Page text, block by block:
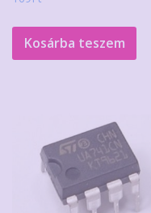
Kosárba teszem